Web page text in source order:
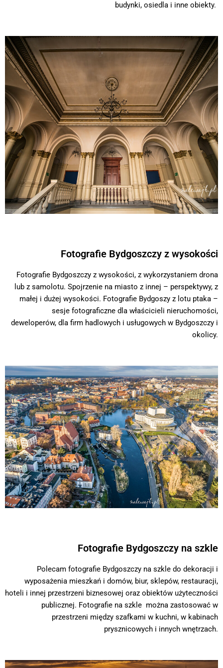
budynki, osiedla i inne obiekty.
Fotografie Bydgoszczy z wysokości
Fotografie Bydgoszczy z wysokości, z wykorzystaniem drona
lub z samolotu. Spojrzenie na miasto z innej – perspektywy, z
małej i dużej wysokości. Fotografie Bydgoszy z lotu ptaka –
sesje fotograficzne dla właścicieli nieruchomości,
deweloperów, dla firm hadlowych i usługowych w Bydgoszczy i
okolicy.
Fotografie Bydgoszczy na szkle
Polecam fotografie Bydgoszczy na szkle do dekoracji i
wyposażenia mieszkań i domów, biur, sklepów, restauracji,
hoteli i innej przestrzeni biznesowej oraz obiektów użyteczności
publicznej. Fotografie na szkle można zastosować w
przestrzeni między szafkami w kuchni, w kabinach
prysznicowych i innych wnętrzach.